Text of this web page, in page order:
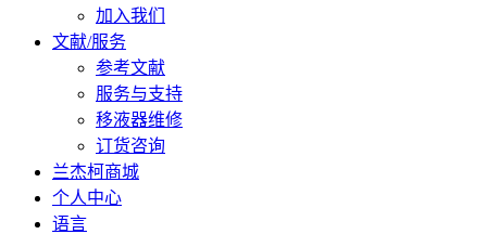
加入我们
文献/服务
参考文献
服务与支持
移液器维修
订货咨询
兰杰柯商城
个人中心
语言